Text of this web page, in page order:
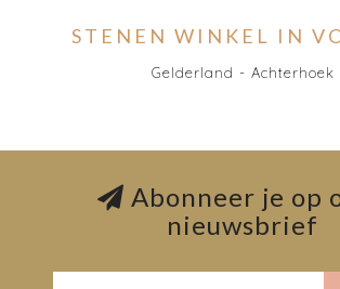
STENEN WINKEL IN
Gelderland - Achterhoek
Abonneer je op
nieuwsbrief